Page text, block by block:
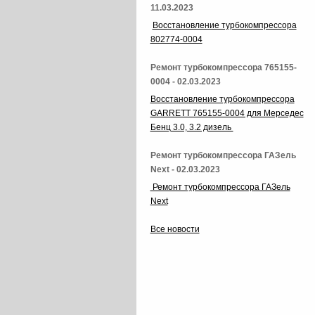
11.03.2023
Восстановление турбокомпрессора
802774-0004
Ремонт турбокомпрессора 765155-
0004 - 02.03.2023
Восстановление турбокомпрессора
GARRETT 765155-0004 для Мерседес
Бенц 3.0, 3.2 дизель
Ремонт турбокомпрессора ГАЗель
Next - 02.03.2023
Ремонт турбокомпрессора ГАЗель
Next
Все новости